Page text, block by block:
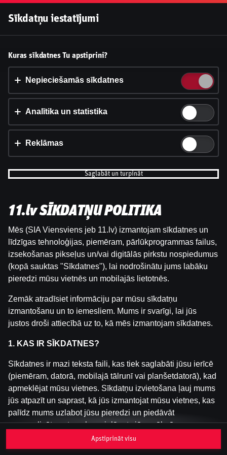
Šai spēlei nav pieejama demo versija. Lūdzu,
pieslēdzies, lai spēlētu ar īstu naudu.
Pieslēgties
Vai pieņemt sīkdatnes?
Šī vietne izmanto 3 dažādu veidu sīkdatnes: obligāti
nepieciešamās, analītikas un statistikas, reklāmas.
Iestatījumi un informācija
Sīkdatņu iestatījumi
Kuras sīkdatnes Tu apstiprini?
Nepieciešamās sīkdatnes
Analītika un statistika
Reklāmas
Saglabāt un turpināt
11.lv SĪKDATŅU POLITIKA
Mēs (SIA Viensviens jeb 11.lv) izmantojam sīkdatnes un
līdzīgas tehnoloģijas, piemēram, pārlūkprogrammas failus,
izsekošanas pikseļus un/vai digitālās pirkstu nospiedumus
(kopā sauktas "Sīkdatnes"), lai nodrošinātu jums labāku
pieredzi mūsu vietnēs un mobilajās lietotnēs.
Zemāk atradīsiet informāciju par mūsu sīkdatņu
izmantošanu un to iemesliem. Mums ir svarīgi, lai jūs
justos droši attiecībā uz to, kā mēs izmantojam sīkdatnes.
1. KAS IR SĪKDATNES?
Sīkdatnes ir mazi teksta faili, kas tiek saglabāti jūsu ierīcē
(piemēram, datorā, mobilajā tālrunī vai planšetdatorā), kad
apmeklējat mūsu vietnes. Sīkdatņu izvietošana ļauj mums
jūs atpazīt un saprast, kā jūs izmantojat mūsu vietnes, kas
palīdz mums uzlabot jūsu pieredzi un piedāvāt
personalizētu saturu, kas pielāgots jūsu vēlmēm.
Sīkdatnes var būt pagaidu (tā sauktas "sesijas sīkdatnes")
Apstiprināt visu